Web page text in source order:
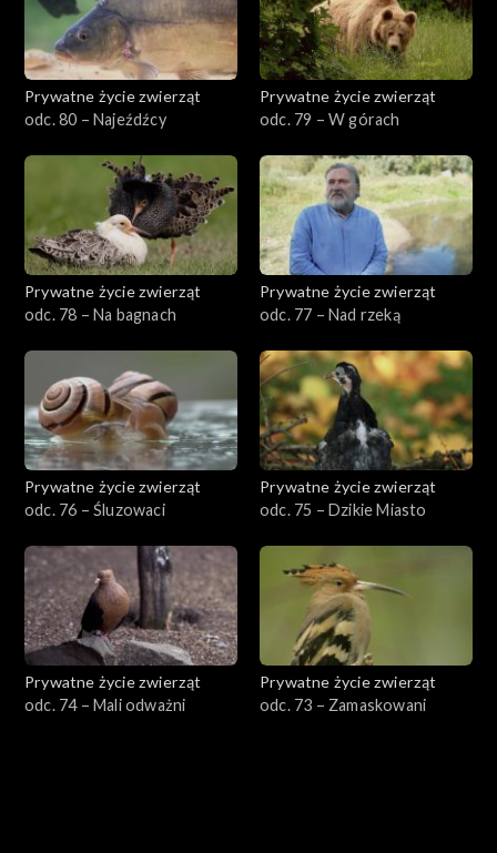
Prywatne życie zwierząt
odc. 80 – Najeźdźcy
Prywatne życie zwierząt
odc. 79 – W górach
Prywatne życie zwierząt
odc. 78 – Na bagnach
Prywatne życie zwierząt
odc. 77 – Nad rzeką
Prywatne życie zwierząt
odc. 76 – Śluzowaci
Prywatne życie zwierząt
odc. 75 – Dzikie Miasto
Prywatne życie zwierząt
odc. 74 – Mali odważni
Prywatne życie zwierząt
odc. 73 – Zamaskowani